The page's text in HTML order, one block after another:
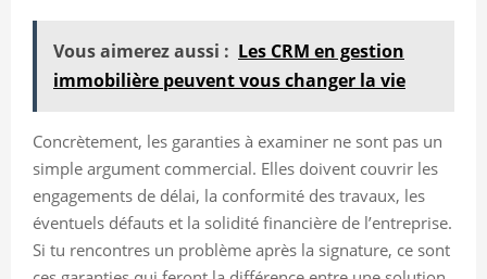
Vous aimerez aussi : Les CRM en gestion
immobilière peuvent vous changer la vie
Concrètement, les garanties à examiner ne sont pas un
simple argument commercial. Elles doivent couvrir les
engagements de délai, la conformité des travaux, les
éventuels défauts et la solidité financière de l’entreprise.
Si tu rencontres un problème après la signature, ce sont